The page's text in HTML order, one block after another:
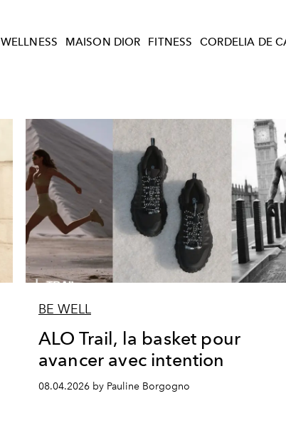
WELLNESS MAISON DIOR FITNESS CORDELIA DE
BE WELL
ALO Trail, la basket pour
avancer avec intention
08.04.2026 by Pauline Borgogno